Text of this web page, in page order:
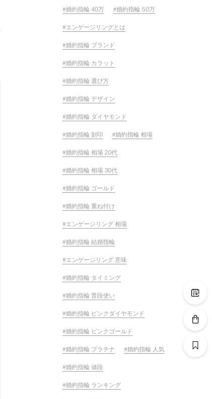
婚約指輪 40万 婚約指輪 50万
エンゲージリングとは
婚約指輪 ブランド
婚約指輪 カラット
婚約指輪 選び方
婚約指輪 デザイン
婚約指輪 ダイヤモンド
婚約指輪 刻印 婚約指輪 相場
婚約指輪 相場 20代
婚約指輪 相場 30代
婚約指輪 ゴールド
婚約指輪 重ね付け
エンゲージリング 相場
婚約指輪 結婚指輪
エンゲージリング 意味
婚約指輪 タイミング
婚約指輪 普段使い
婚約指輪 ピンクダイヤモンド
婚約指輪 ピンクゴールド
婚約指輪 プラチナ 婚約指輪 人気
婚約指輪 値段
婚約指輪 ランキング